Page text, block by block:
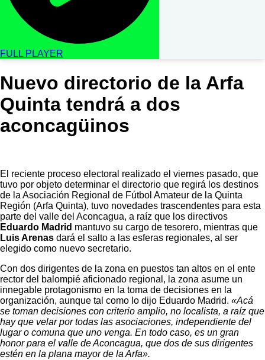
FULL PLAYER
Nuevo directorio de la Arfa
Quinta tendrá a dos
aconcagüinos
El reciente proceso electoral realizado el viernes pasado, que
tuvo por objeto determinar el directorio que regirá los destinos
de la Asociación Regional de Fútbol Amateur de la Quinta
Región (Arfa Quinta), tuvo novedades trascendentes para esta
parte del valle del Aconcagua, a raíz que los directivos
Eduardo Madrid mantuvo su cargo de tesorero, mientras que
Luis Arenas dará el salto a las esferas regionales, al ser
elegido como nuevo secretario.
Con dos dirigentes de la zona en puestos tan altos en el ente
rector del balompié aficionado regional, la zona asume un
innegable protagonismo en la toma de decisiones en la
organización, aunque tal como lo dijo Eduardo Madrid. «Acá
se toman decisiones con criterio amplio, no localista, a raíz que
hay que velar por todas las asociaciones, independiente del
lugar o comuna que uno venga. En todo caso, es un gran
honor para el valle de Aconcagua, que dos de sus dirigentes
estén en la plana mayor de la Arfa».